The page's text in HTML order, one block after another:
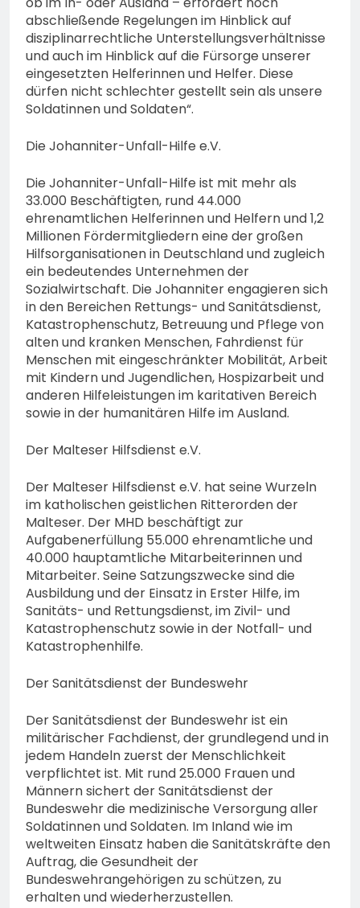
abschließende Regelungen im Hinblick auf
disziplinarrechtliche Unterstellungsverhältnisse
und auch im Hinblick auf die Fürsorge unserer
eingesetzten Helferinnen und Helfer. Diese
dürfen nicht schlechter gestellt sein als unsere
Soldatinnen und Soldaten“.
Die Johanniter-Unfall-Hilfe e.V.
Die Johanniter-Unfall-Hilfe ist mit mehr als
33.000 Beschäftigten, rund 44.000
ehrenamtlichen Helferinnen und Helfern und 1,2
Millionen Fördermitgliedern eine der großen
Hilfsorganisationen in Deutschland und zugleich
ein bedeutendes Unternehmen der
Sozialwirtschaft. Die Johanniter engagieren sich
in den Bereichen Rettungs- und Sanitätsdienst,
Katastrophenschutz, Betreuung und Pflege von
alten und kranken Menschen, Fahrdienst für
Menschen mit eingeschränkter Mobilität, Arbeit
mit Kindern und Jugendlichen, Hospizarbeit und
anderen Hilfeleistungen im karitativen Bereich
sowie in der humanitären Hilfe im Ausland.
Der Malteser Hilfsdienst e.V.
Der Malteser Hilfsdienst e.V. hat seine Wurzeln
im katholischen geistlichen Ritterorden der
Malteser. Der MHD beschäftigt zur
Aufgabenerfüllung 55.000 ehrenamtliche und
40.000 hauptamtliche Mitarbeiterinnen und
Mitarbeiter. Seine Satzungszwecke sind die
Ausbildung und der Einsatz in Erster Hilfe, im
Sanitäts- und Rettungsdienst, im Zivil- und
Katastrophenschutz sowie in der Notfall- und
Katastrophenhilfe.
Der Sanitätsdienst der Bundeswehr
Der Sanitätsdienst der Bundeswehr ist ein
militärischer Fachdienst, der grundlegend und in
jedem Handeln zuerst der Menschlichkeit
verpflichtet ist. Mit rund 25.000 Frauen und
Männern sichert der Sanitätsdienst der
Bundeswehr die medizinische Versorgung aller
Soldatinnen und Soldaten. Im Inland wie im
weltweiten Einsatz haben die Sanitätskräfte den
Auftrag, die Gesundheit der
Bundeswehrangehörigen zu schützen, zu
erhalten und wiederherzustellen.